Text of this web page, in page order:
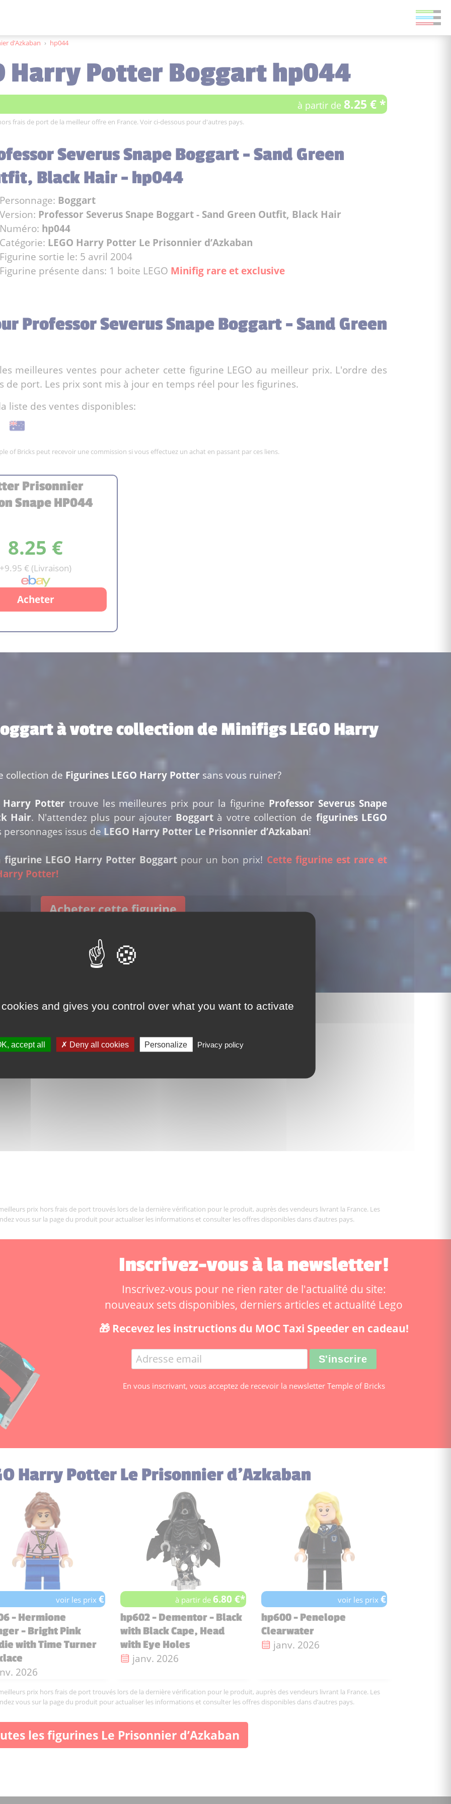
d’Azkaban › hp044
Harry Potter Boggart hp044
à partir de 8.25 € *
frais de port de la meilleur offre en France. Voir ci-dessous pour d'autres pays.
Severus Snape Boggart - Sand Green
Black Hair - hp044
Personnage: Boggart
Version: Professor Severus Snape Boggart - Sand Green Outfit, Black Hair
Numéro: hp044
Catégorie: LEGO Harry Potter Le Prisonnier d’Azkaban
Figurine sortie le: 5 avril 2004
Figurine présente dans: 1 boite LEGO Minifig rare et exclusive
Professor Severus Snape Boggart - Sand Green
meilleures ventes pour acheter cette figurine LEGO au meilleur prix. L'ordre des
de port. Les prix sont mis à jour en temps réel pour les figurines.
liste des ventes disponibles:
of Bricks peut recevoir une commission si vous effectuez un achat en passant par ces liens.
Prisonnier
Snape HP044
8.25 €
+9.95 € (Livraison)
Acheter
à votre collection de Minifigs LEGO Harry
collection de Figurines LEGO Harry Potter sans vous ruiner?
Harry Potter trouve les meilleures prix pour la figurine Professor Severus Snape
Hair. N'attendez plus pour ajouter Boggartà votre collection de figurines LEGO
issus de LEGO Harry Potter Le Prisonnier d’Azkaban!
figurine LEGO Harry Potter Boggart pour un bon prix! Cette figurine est rare et
Potter!
Acheter cette figurine
est disponible dans ces sets
prix hors frais de port trouvés lors de la dernière vérification pour le produit, auprès des vendeurs livrant la France. Les
vous sur la page du produit pour actualiser les informations et consulter les offres disponibles dans d’autres pays.
Inscrivez-vous à la newsletter!
Inscrivez-vous pour ne rien rater de l'actualité du site:
nouveaux sets disponibles, derniers articles et actualité Lego
🎁 Recevez les instructions du MOC Taxi Speeder en cadeau!
En vous inscrivant, vous acceptez de recevoir la newsletter Temple of Bricks
Harry Potter Le Prisonnier d’Azkaban
voir les prix€
- Hermione
- Bright Pink
with Time Turner
de sortie :
2026
à partir de6.80 €*
hp602 - Dementor - Black
with Black Cape, Head
with Eye Holes
Date de sortie :
janv. 2026
voir les prix€
hp600 - Penelope
Clearwater
Date de sortie :
janv. 2026
prix hors frais de port trouvés lors de la dernière vérification pour le produit, auprès des vendeurs livrant la France. Les
vous sur la page du produit pour actualiser les informations et consulter les offres disponibles dans d’autres pays.
les figurines Le Prisonnier d’Azkaban
and gives you control over what you want to activate
accept all Deny all cookies Personalize Privacy policy